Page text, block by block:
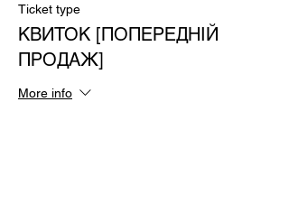
Ticket type
КВИТОК [ПОПЕРЕДНІЙ
ПРОДАЖ]
More info